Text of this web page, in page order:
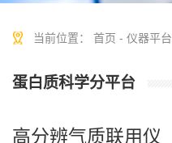
当前位置： 首页 - 仪器平台
蛋白质科学分平台
高分辨气质联用仪